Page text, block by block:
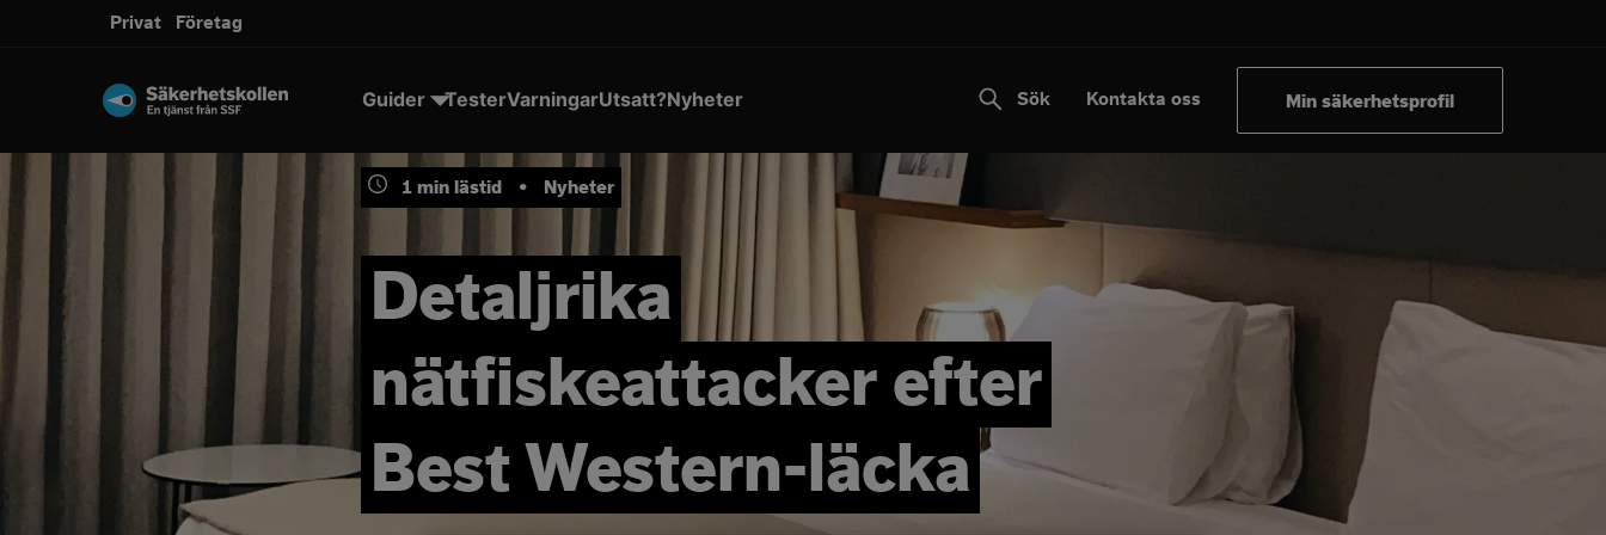
Privat
Företag
Guider TesterVarningarUtsatt?Nyheter Sök Kontakta oss Min säkerhetsprofil
1 min lästid • Nyheter
Detaljrika
nätfiskeattacker efter
Best Western-läcka